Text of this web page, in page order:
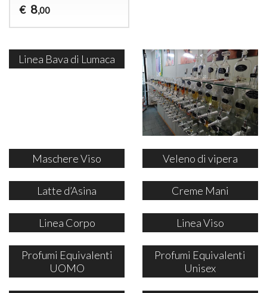
€ 8,00
Linea Bava di Lumaca
Maschere Viso Veleno di vipera
Latte d’Asina Creme Mani
Linea Corpo Linea Viso
Profumi Equivalenti
UOMO
Profumi Equivalenti
Unisex